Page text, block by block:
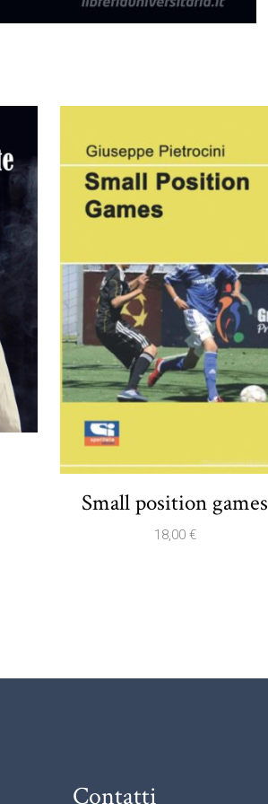
Small position games
18,00 €
Contatti